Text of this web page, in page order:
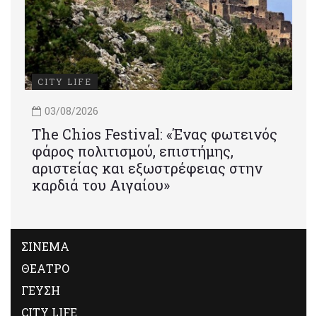
CITY LIFE
03/08/2026
Τhe Chios Festival: «Ένας φωτεινός
φάρος πολιτισμού, επιστήμης,
αριστείας και εξωστρέφειας στην
καρδιά του Αιγαίου»
ΣΙΝΕΜΑ
ΘΕΑΤΡΟ
ΓΕΥΣΗ
CITY LIFE